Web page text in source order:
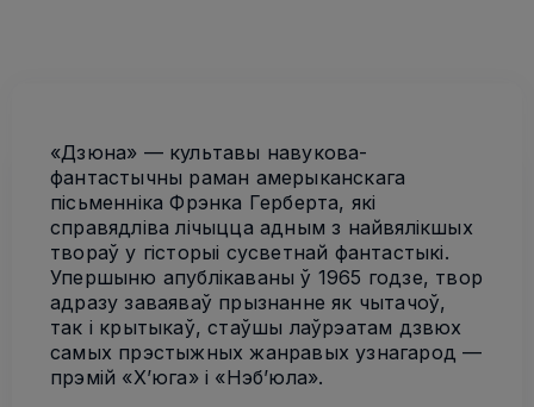
«Дзюна» — культавы навукова-
фантастычны раман амерыканскага
пісьменніка Фрэнка Герберта, які
справядліва лічыцца адным з найвялікшых
твораў у гісторыі сусветнай фантастыкі.
Упершыню апублікаваны ў 1965 годзе, твор
адразу заваяваў прызнанне як чытачоў,
так і крытыкаў, стаўшы лаўрэатам дзвюх
самых прэстыжных жанравых узнагарод —
прэмій «Х’юга» і «Нэб’юла».